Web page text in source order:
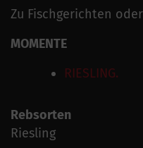
Zu Fischgerichten
MOMENTE
RIESLING.
Rebsorten
Riesling